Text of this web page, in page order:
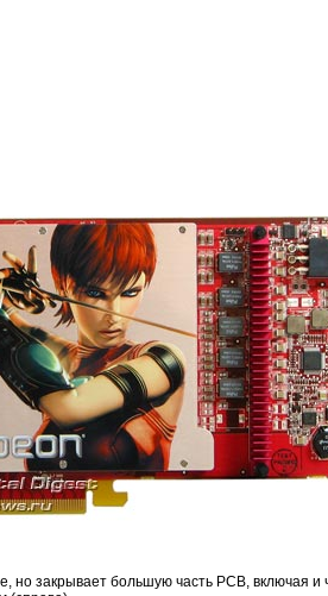
закрывает большую часть PCB, включая